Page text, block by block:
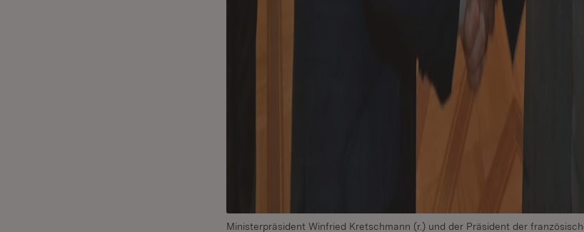
Ministerpräsident Winfried Kretschmann (r.) und der Präsident der